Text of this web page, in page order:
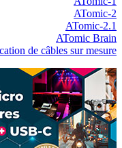
ATomic-2
ATomic-2.1
ATomic Brain
de câbles sur mesure